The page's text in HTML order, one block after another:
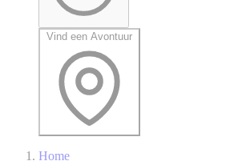
Vind een Avontuur
Home